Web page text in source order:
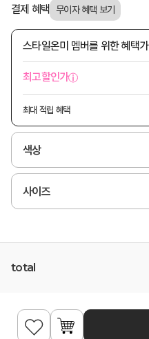
결제 혜택
스타일온미 멤버를 위한 혜택가
최고할인가
최대 적립 혜택
색상
사이즈
total